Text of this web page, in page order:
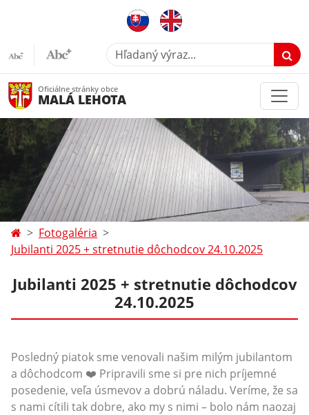
Hľadaný výraz...
Oficiálne stránky obce
MALÁ LEHOTA
Fotogaléria
Jubilanti 2025 + stretnutie dôchodcov 24.10.2025
Jubilanti 2025 + stretnutie dôchodcov
24.10.2025
Posledný piatok sme venovali našim milým jubilantom
a dôchodcom ❤️ Pripravili sme si pre nich príjemné
posedenie, veľa úsmevov a dobrú náladu. Veríme, že sa
s nami cítili tak dobre, ako my s nimi – bolo nám naozaj